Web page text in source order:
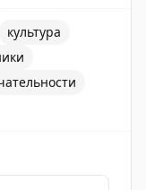
культура